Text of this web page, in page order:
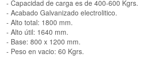
- Capacidad de carga es de 400-600 Kgrs.
- Acabado Galvanizado electroli­tico.
- Alto total: 1800 mm.
- Alto útil: 1640 mm.
- Base: 800 x 1200 mm.
- Peso en vacio: 60 Kgrs.